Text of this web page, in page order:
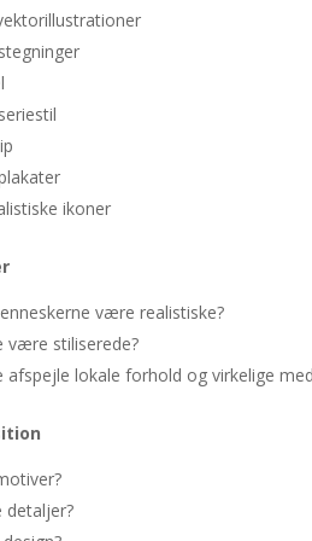
ikoner
være realistiske?
være stiliserede?
afspejle lokale forhold og virkelige
detaljer?